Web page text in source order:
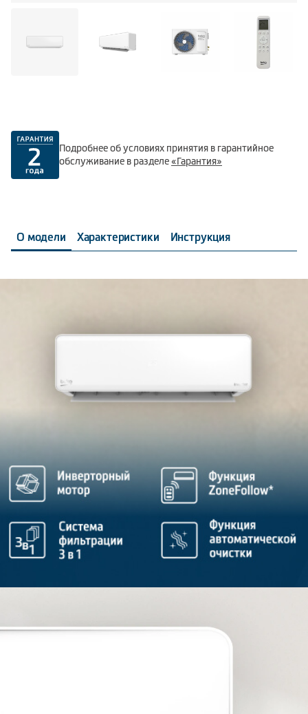
Подробнее об условиях принятия в гарантийное
обслуживание в разделе«Гарантия»
О модели Характеристики Инструкция